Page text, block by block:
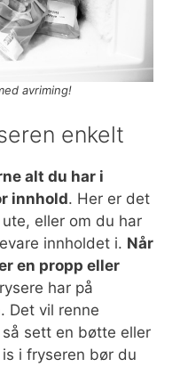
avriming!
enkelt
alt du har i
innhold. Her er det
eller om du har
innholdet i. Når
en propp eller
har på
Det vil renne
sett en bøtte eller
i fryseren bør du